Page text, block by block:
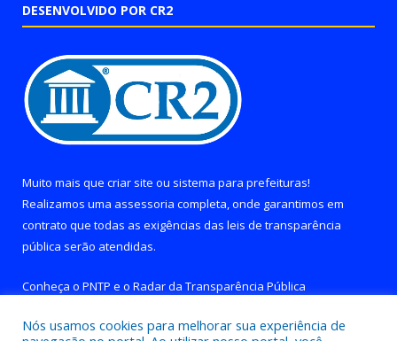
DESENVOLVIDO POR CR2
Muito mais que criar site ou sistema para prefeituras!
Realizamos uma assessoria completa, onde garantimos em
contrato que todas as exigências das leis de transparência
pública serão atendidas.
Conheça o PNTP e o Radar da Transparência Pública
Nós usamos cookies para melhorar sua experiência de